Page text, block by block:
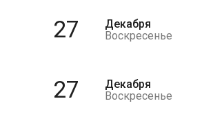
27
Декабря
Воскресенье
27
Декабря
Воскресенье